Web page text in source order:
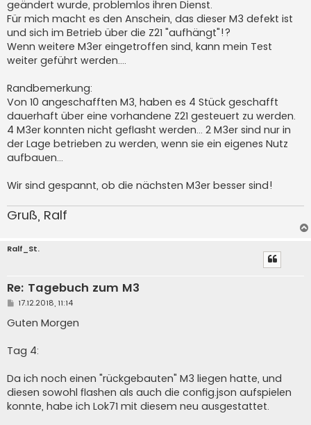
geändert wurde, problemlos ihren Dienst.
Für mich macht es den Anschein, das dieser M3 defekt ist
und sich im Betrieb über die Z21 "aufhängt"!?
Wenn weitere M3er eingetroffen sind, kann mein Test
weiter geführt werden....
Randbemerkung:
Von 10 angeschafften M3, haben es 4 Stück geschafft
dauerhaft über eine vorhandene Z21 gesteuert zu werden.
4 M3er konnten nicht geflasht werden... 2 M3er sind nur in
der Lage betrieben zu werden, wenn sie ein eigenes Nutz
aufbauen...
Wir sind gespannt, ob die nächsten M3er besser sind!
Gruß, Ralf
Ralf_St.
Re: Tagebuch zum M3
B
i
t
a
g
17.12.2018, 11:14
Guten Morgen
Tag 4:
Da ich noch einen "rückgebauten" M3 liegen hatte, und
diesen sowohl flashen als auch die config.json aufspielen
konnte, habe ich Lok71 mit diesem neu ausgestattet.